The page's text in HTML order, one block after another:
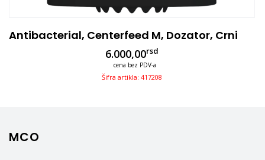
Antibacterial, Centerfeed M, Dozator, Crni
6.000,00rsd
cena bez PDV-a
Šifra artikla: 417208
MCO